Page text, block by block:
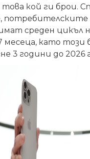
кой ги брои.
среден цикъл
месеца, като този
3 години до 2026